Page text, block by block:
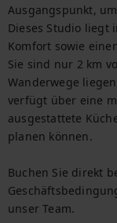
Ausgangspunkt,
Dieses Studio liegt
Komfort sowie
Sie sind nur 2 km
Wanderwege
verfügt über eine
ausgestattete
planen können.
Buchen Sie direkt
unser Team.